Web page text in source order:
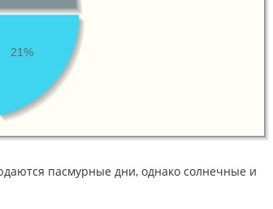
21%
пасмурные дни, однако солнечные и